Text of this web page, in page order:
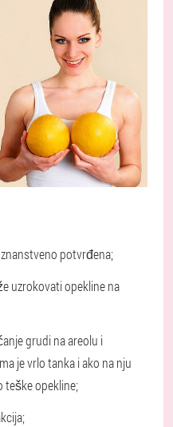
potvrđena;
uzrokovati opekline na
grudi na areolu i
je vrlo tanka i ako na nju
teške opekline;